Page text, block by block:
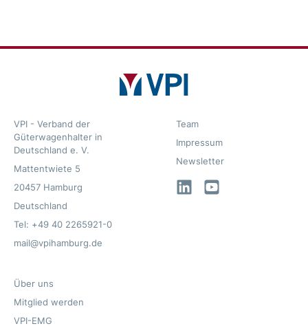
VPI - Verband der
Güterwagenhalter in
Deutschland e. V.
Mattentwiete 5
20457 Hamburg
Deutschland
Tel: +49 40 2265921-0
mail@vpihamburg.de
Team
Impressum
Newsletter
LinkedInYouTube
Über uns
Mitglied werden
VPI-EMG